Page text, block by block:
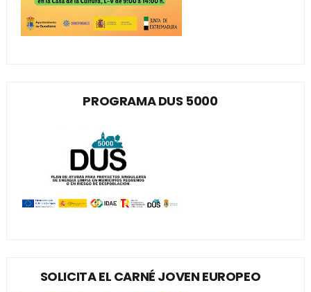
PROGRAMA DUS 5000
SOLICITA EL CARNÉ JOVEN EUROPEO